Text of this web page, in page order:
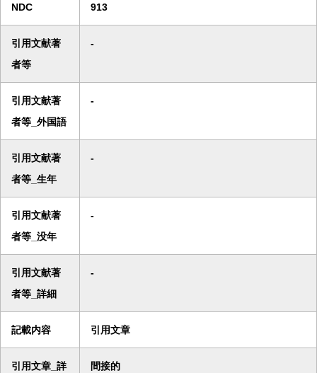
NDC 913
引用文献著
者等
-
引用文献著
者等_外国語
-
引用文献著
者等_生年
-
引用文献著
者等_没年
-
引用文献著
者等_詳細
-
記載内容 引用文章
引用文章_詳
間接的